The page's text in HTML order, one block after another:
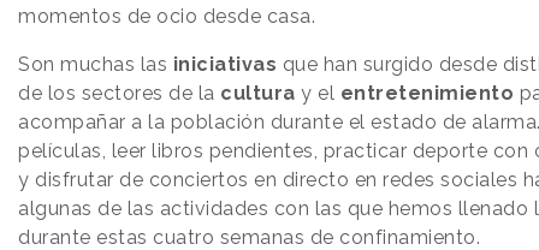
momentos de ocio desde casa.
Son muchas las iniciativas que han surgido desde
de los sectores de la cultura y el entretenimiento
acompañar a la población durante el estado de
películas, leer libros pendientes, practicar deporte con
y disfrutar de conciertos en directo en redes sociales
algunas de las actividades con las que hemos llenado
durante estas cuatro semanas de confinamiento.